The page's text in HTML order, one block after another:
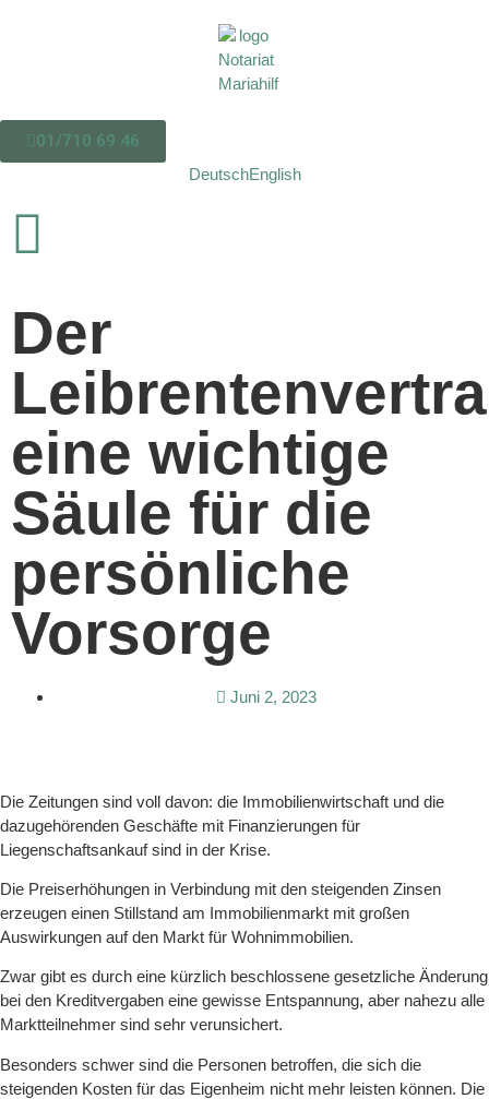
01/710 69 46
DeutschEnglish
Der
eine wichtige
Säule für die
persönliche
Vorsorge
Juni 2, 2023
Die Zeitungen sind voll davon: die Immobilienwirtschaft und die
dazugehörenden Geschäfte mit Finanzierungen für
Liegenschaftsankauf sind in der Krise.
Die Preiserhöhungen in Verbindung mit den steigenden Zinsen
erzeugen einen Stillstand am Immobilienmarkt mit großen
Auswirkungen auf den Markt für Wohnimmobilien.
Zwar gibt es durch eine kürzlich beschlossene gesetzliche Änderung
bei den Kreditvergaben eine gewisse Entspannung, aber nahezu alle
Marktteilnehmer sind sehr verunsichert.
Besonders schwer sind die Personen betroffen, die sich die
steigenden Kosten für das Eigenheim nicht mehr leisten können. Die